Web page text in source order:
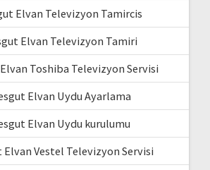
Elvan Televizyon Tamircis
Elvan Televizyon Tamiri
Toshiba Televizyon Servisi
Elvan Uydu Ayarlama
Elvan Uydu kurulumu
Vestel Televizyon Servisi